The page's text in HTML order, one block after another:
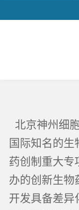
北京神州细
国际知名的生
药创制重大专
办的创新生物
开发具备差异